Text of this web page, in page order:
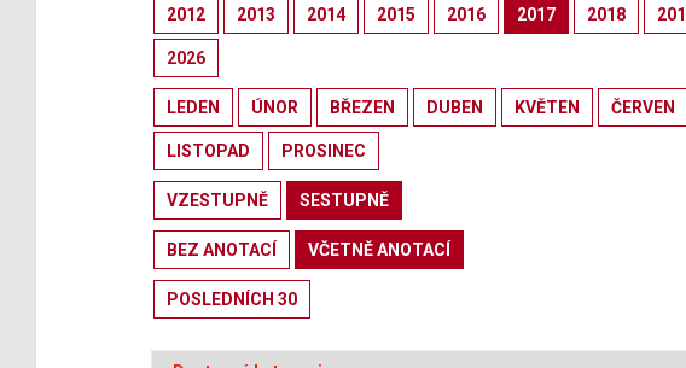
2012 2013 2014 2015 2016 2017 2018
2026
LEDEN ÚNOR BŘEZEN DUBEN KVĚTEN ČERVEN
LISTOPAD PROSINEC
VZESTUPNĚ SESTUPNĚ
BEZ ANOTACÍ VČETNĚ ANOTACÍ
POSLEDNÍCH 30